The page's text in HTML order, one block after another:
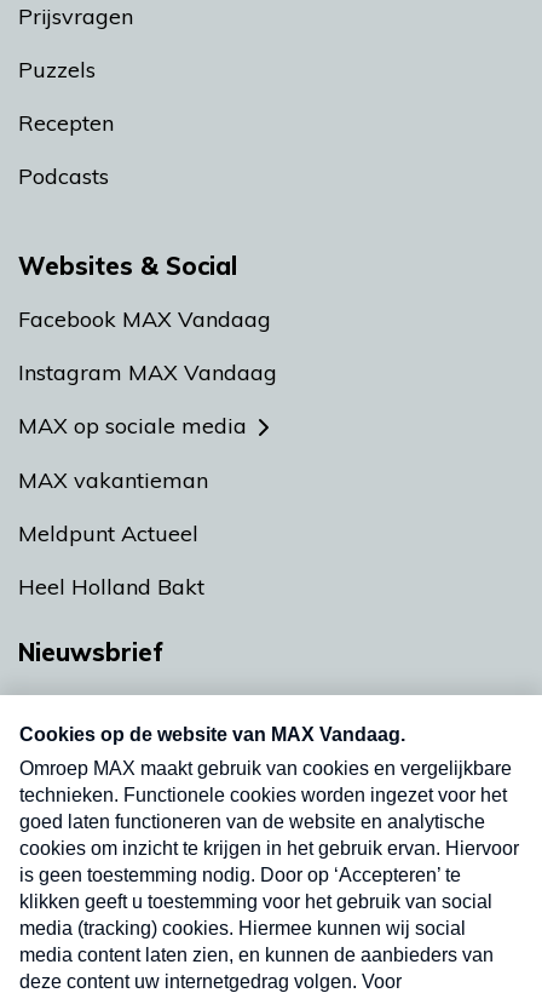
Prijsvragen
Puzzels
Recepten
Podcasts
Websites & Social
Facebook MAX Vandaag
Instagram MAX Vandaag
MAX op sociale media
MAX vakantieman
Meldpunt Actueel
Heel Holland Bakt
Nieuwsbrief
nieuwsbrief. Elke vrijdag- en dinsdagochtend in
uw mailbox.
Verzend